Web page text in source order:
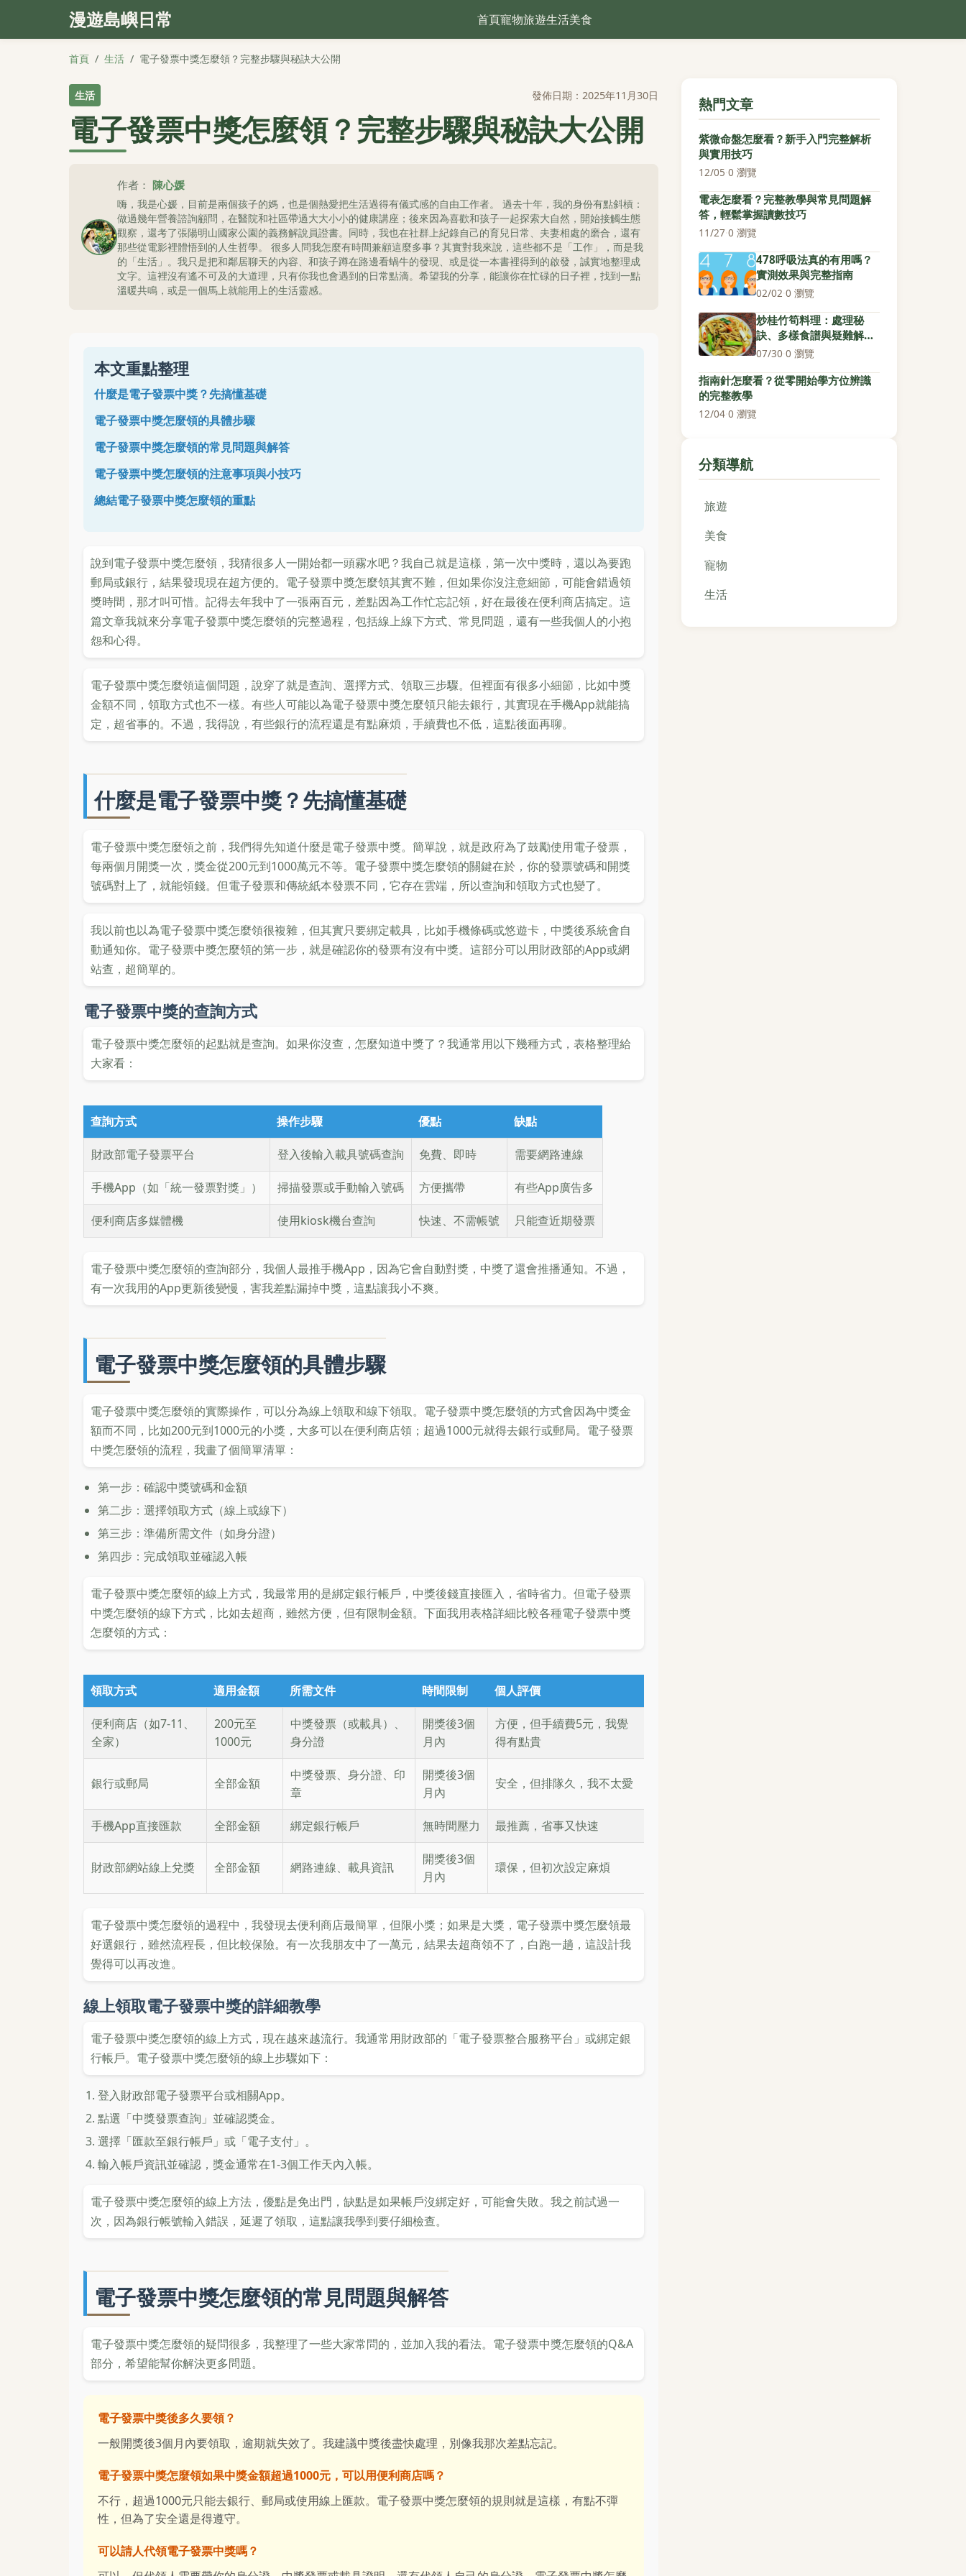
漫遊島嶼日常 首頁寵物旅遊生活美食
首頁 / 生活 / 電子發票中獎怎麼領？完整步驟與秘訣大公開
生活 發佈日期：2025年11月30日
電子發票中獎怎麼領？完整步驟與秘訣大公開
作者： 陳心媛
嗨，我是心媛，目前是兩個孩子的媽，也是個熱愛把生活過得有儀式感的自由工作者。 過去十年，我的身份有點斜槓：
做過幾年營養諮詢顧問，在醫院和社區帶過大大小小的健康講座；後來因為喜歡和孩子一起探索大自然，開始接觸生態
觀察，還考了張陽明山國家公園的義務解說員證書。同時，我也在社群上紀錄自己的育兒日常、夫妻相處的磨合，還有
那些從電影裡體悟到的人生哲學。 很多人問我怎麼有時間兼顧這麼多事？其實對我來說，這些都不是「工作」，而是我
的「生活」。我只是把和鄰居聊天的內容、和孩子蹲在路邊看蝸牛的發現、或是從一本書裡得到的啟發，誠實地整理成
文字。這裡沒有遙不可及的大道理，只有你我也會遇到的日常點滴。希望我的分享，能讓你在忙碌的日子裡，找到一點
溫暖共鳴，或是一個馬上就能用上的生活靈感。
本文重點整理
什麼是電子發票中獎？先搞懂基礎
電子發票中獎怎麼領的具體步驟
電子發票中獎怎麼領的常見問題與解答
電子發票中獎怎麼領的注意事項與小技巧
總結電子發票中獎怎麼領的重點
說到電子發票中獎怎麼領，我猜很多人一開始都一頭霧水吧？我自己就是這樣，第一次中獎時，還以為要跑
郵局或銀行，結果發現現在超方便的。電子發票中獎怎麼領其實不難，但如果你沒注意細節，可能會錯過領
獎時間，那才叫可惜。記得去年我中了一張兩百元，差點因為工作忙忘記領，好在最後在便利商店搞定。這
篇文章我就來分享電子發票中獎怎麼領的完整過程，包括線上線下方式、常見問題，還有一些我個人的小抱
怨和心得。
電子發票中獎怎麼領這個問題，說穿了就是查詢、選擇方式、領取三步驟。但裡面有很多小細節，比如中獎
金額不同，領取方式也不一樣。有些人可能以為電子發票中獎怎麼領只能去銀行，其實現在手機App就能搞
定，超省事的。不過，我得說，有些銀行的流程還是有點麻煩，手續費也不低，這點後面再聊。
什麼是電子發票中獎？先搞懂基礎
電子發票中獎怎麼領之前，我們得先知道什麼是電子發票中獎。簡單說，就是政府為了鼓勵使用電子發票，
每兩個月開獎一次，獎金從200元到1000萬元不等。電子發票中獎怎麼領的關鍵在於，你的發票號碼和開獎
號碼對上了，就能領錢。但電子發票和傳統紙本發票不同，它存在雲端，所以查詢和領取方式也變了。
我以前也以為電子發票中獎怎麼領很複雜，但其實只要綁定載具，比如手機條碼或悠遊卡，中獎後系統會自
動通知你。電子發票中獎怎麼領的第一步，就是確認你的發票有沒有中獎。這部分可以用財政部的App或網
站查，超簡單的。
電子發票中獎的查詢方式
電子發票中獎怎麼領的起點就是查詢。如果你沒查，怎麼知道中獎了？我通常用以下幾種方式，表格整理給
大家看：
查詢方式 操作步驟 優點 缺點
財政部電子發票平台 登入後輸入載具號碼查詢 免費、即時 需要網路連線
手機App（如「統一發票對獎」） 掃描發票或手動輸入號碼 方便攜帶 有些App廣告多
便利商店多媒體機 使用kiosk機台查詢 快速、不需帳號 只能查近期發票
電子發票中獎怎麼領的查詢部分，我個人最推手機App，因為它會自動對獎，中獎了還會推播通知。不過，
有一次我用的App更新後變慢，害我差點漏掉中獎，這點讓我小不爽。
電子發票中獎怎麼領的具體步驟
電子發票中獎怎麼領的實際操作，可以分為線上領取和線下領取。電子發票中獎怎麼領的方式會因為中獎金
額而不同，比如200元到1000元的小獎，大多可以在便利商店領；超過1000元就得去銀行或郵局。電子發票
中獎怎麼領的流程，我畫了個簡單清單：
第一步：確認中獎號碼和金額
第二步：選擇領取方式（線上或線下）
第三步：準備所需文件（如身分證）
第四步：完成領取並確認入帳
電子發票中獎怎麼領的線上方式，我最常用的是綁定銀行帳戶，中獎後錢直接匯入，省時省力。但電子發票
中獎怎麼領的線下方式，比如去超商，雖然方便，但有限制金額。下面我用表格詳細比較各種電子發票中獎
怎麼領的方式：
領取方式 適用金額 所需文件 時間限制 個人評價
便利商店（如7-11、
全家）
200元至
1000元
中獎發票（或載具）、
身分證
開獎後3個
月內
方便，但手續費5元，我覺
得有點貴
銀行或郵局 全部金額
中獎發票、身分證、印
章
開獎後3個
月內
安全，但排隊久，我不太愛
手機App直接匯款 全部金額 綁定銀行帳戶 無時間壓力 最推薦，省事又快速
財政部網站線上兌獎 全部金額 網路連線、載具資訊
開獎後3個
月內
環保，但初次設定麻煩
電子發票中獎怎麼領的過程中，我發現去便利商店最簡單，但限小獎；如果是大獎，電子發票中獎怎麼領最
好選銀行，雖然流程長，但比較保險。有一次我朋友中了一萬元，結果去超商領不了，白跑一趟，這設計我
覺得可以再改進。
線上領取電子發票中獎的詳細教學
電子發票中獎怎麼領的線上方式，現在越來越流行。我通常用財政部的「電子發票整合服務平台」或綁定銀
行帳戶。電子發票中獎怎麼領的線上步驟如下：
登入財政部電子發票平台或相關App。
點選「中獎發票查詢」並確認獎金。
選擇「匯款至銀行帳戶」或「電子支付」。
輸入帳戶資訊並確認，獎金通常在1-3個工作天內入帳。
電子發票中獎怎麼領的線上方法，優點是免出門，缺點是如果帳戶沒綁定好，可能會失敗。我之前試過一
次，因為銀行帳號輸入錯誤，延遲了領取，這點讓我學到要仔細檢查。
電子發票中獎怎麼領的常見問題與解答
電子發票中獎怎麼領的疑問很多，我整理了一些大家常問的，並加入我的看法。電子發票中獎怎麼領的Q&A
部分，希望能幫你解決更多問題。
電子發票中獎後多久要領？
一般開獎後3個月內要領取，逾期就失效了。我建議中獎後盡快處理，別像我那次差點忘記。
電子發票中獎怎麼領如果中獎金額超過1000元，可以用便利商店嗎？
不行，超過1000元只能去銀行、郵局或使用線上匯款。電子發票中獎怎麼領的規則就是這樣，有點不彈
性，但為了安全還是得遵守。
可以請人代領電子發票中獎嗎？
熱門文章
紫微命盤怎麼看？新手入門完整解析
與實用技巧
12/05·0 瀏覽
電表怎麼看？完整教學與常見問題解
答，輕鬆掌握讀數技巧
11/27·0 瀏覽
478呼吸法真的有用嗎？
實測效果與完整指南
02/02·0 瀏覽
炒桂竹筍料理：處理秘
訣、多樣食譜與疑難解答
全攻略
07/30·0 瀏覽
指南針怎麼看？從零開始學方位辨識
的完整教學
12/04·0 瀏覽
分類導航
旅遊
美食
寵物
生活